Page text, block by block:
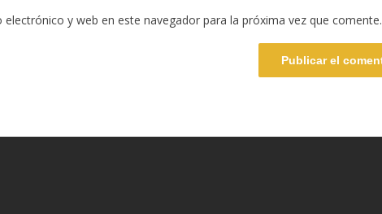
y web en este navegador para la próxima vez que comente.